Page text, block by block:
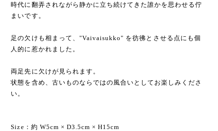
時代に翻弄されながら静かに立ち続けてきた誰かを思わせる佇
まいです。
足の欠けも相まって、"Vaivaisukko" を彷彿とさせる点にも個
人的に惹かれました。
両足先に欠けが見られます。
状態を含め、古いものならではの風合いとしてお楽しみくださ
い。
Size：約 W5cm × D3.5cm × H15cm